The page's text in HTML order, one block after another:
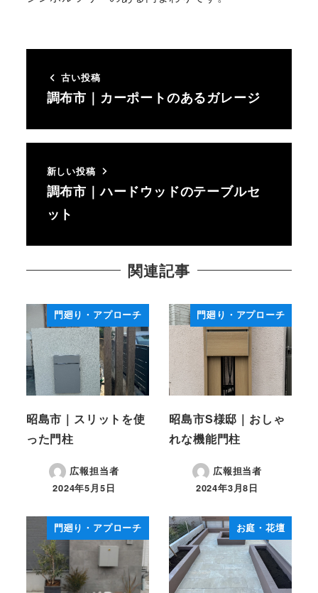
古い投稿
調布市｜カーポートのあるガレージ
新しい投稿
調布市｜ハードウッドのテーブルセ
ット
関連記事
門廻り・アプローチ
昭島市｜スリットを使
った門柱
広報担当者
投稿日
2024年5月5日
門廻り・アプローチ
昭島市S様邸｜おしゃ
れな機能門柱
広報担当者
投稿日
2024年3月8日
門廻り・アプローチ お庭・花壇